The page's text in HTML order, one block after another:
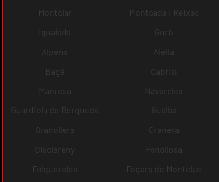
Montclar
Montcada i Reixac
Igualada
Gurb
Alpens
Alella
Bagà
Cabrils
Manresa
Navarcles
Guardiola de Berguedà
Gualba
Granollers
Granera
Gisclareny
Fonollosa
Folgueroles
Fogars de Montclús